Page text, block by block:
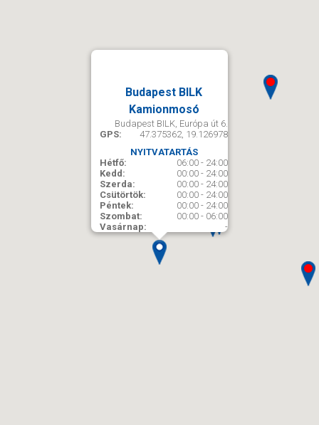
Budapest BILK
Kamionmosó
Budapest BILK, Európa út 6.
GPS:
47.375362, 19.126978
NYITVATARTÁS
Hétfő:
06:00 - 24:00
Kedd:
00:00 - 24:00
Szerda:
00:00 - 24:00
Csütörtök:
00:00 - 24:00
Péntek:
00:00 - 24:00
Szombat:
00:00 - 06:00
Vasárnap:
-